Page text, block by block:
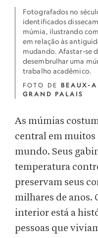
Fotografados no
identificados
múmia, ilustrando
em relação às
mudando. Afastar-se
desembrulhar uma
trabalho acadêmico.
FOTO DE BEAUX-
GRAND PALAIS
As múmias
central em muitos
mundo. Seus
temperatura
preservam seus
milhares de anos.
interior está a
pessoas que